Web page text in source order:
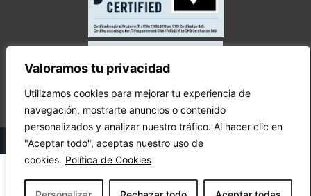
Valoramos tu privacidad
Utilizamos cookies para mejorar tu experiencia de
navegación, mostrarte anuncios o contenido
personalizados y analizar nuestro tráfico. Al hacer clic en
"Aceptar todo", aceptas nuestro uso de
cookies. Política de Cookies
© Copyright Ecuador Chequea 2025.